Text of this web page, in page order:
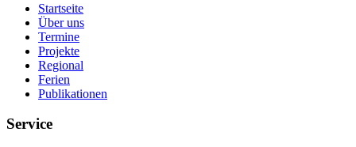
Startseite
Über uns
Termine
Projekte
Regional
Ferien
Publikationen
Service